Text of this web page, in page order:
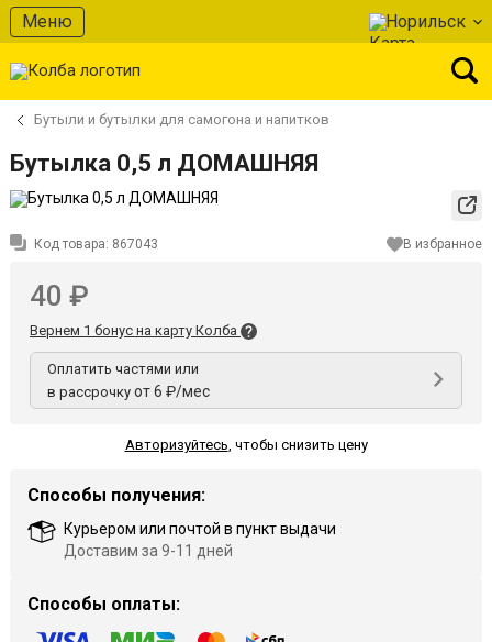
Меню Норильск
Бутыли и бутылки для самогона и напитков
Бутылка 0,5 л ДОМАШНЯЯ
Код товара: 867043 В избранное
40 ₽
Вернем 1 бонус на карту Колба
Оплатить частями или
в рассрочку от 6 ₽/мес
Авторизуйтесь, чтобы снизить цену
Способы получения:
Курьером или почтой в пункт выдачи
Доставим за 9-11 дней
Способы оплаты: